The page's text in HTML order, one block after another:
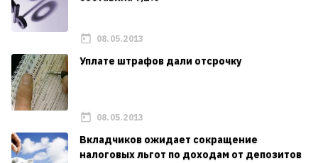
08.05.2013
Уплате штрафов дали отсрочку
08.05.2013
Вкладчиков ожидает сокращение
налоговых льгот по доходам от депозитов